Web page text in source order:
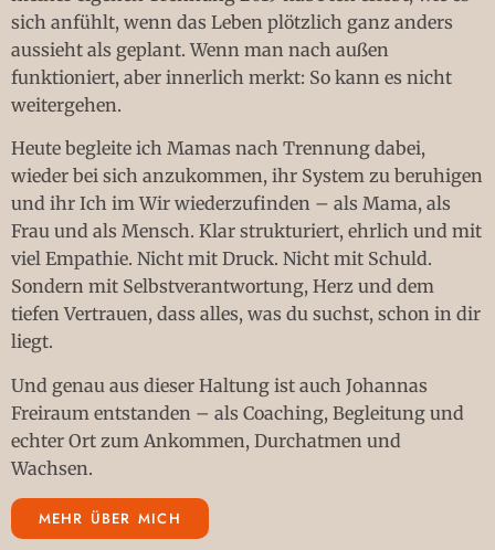
sich anfühlt, wenn das Leben plötzlich ganz anders
aussieht als geplant. Wenn man nach außen
funktioniert, aber innerlich merkt: So kann es nicht
weitergehen.
Heute begleite ich Mamas nach Trennung dabei,
wieder bei sich anzukommen, ihr System zu beruhigen
und ihr Ich im Wir wiederzufinden – als Mama, als
Frau und als Mensch. Klar strukturiert, ehrlich und mit
viel Empathie. Nicht mit Druck. Nicht mit Schuld.
Sondern mit Selbstverantwortung, Herz und dem
tiefen Vertrauen, dass alles, was du suchst, schon in dir
liegt.
Und genau aus dieser Haltung ist auch Johannas
Freiraum entstanden – als Coaching, Begleitung und
echter Ort zum Ankommen, Durchatmen und
Wachsen.
MEHR ÜBER MICH